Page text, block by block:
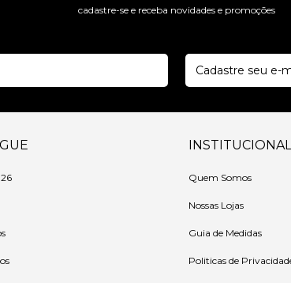
cadastre-se e receba novidades e promoções
INSTITUCIONAL
Quem Somos
Nossas Lojas
Guia de Medidas
Politicas de